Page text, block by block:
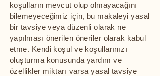
koşulların mevcut olup olmayacağını
bilemeyeceğimiz için, bu makaleyi yasal
bir tavsiye veya düzenli olarak ne
yapılması önerilen öneriler olarak kabul
etme. Kendi koşul ve koşullarınızı
oluşturma konusunda yardım ve
özellikler miktarı varsa yasal tavsiye